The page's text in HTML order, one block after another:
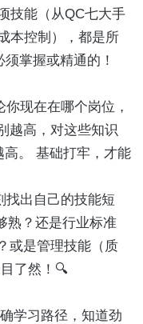
技能（从QC七大手
本控制），都是所
掌握或精通的！
现在在哪个岗位，
越高，对这些知识
。 基础打牢，才能
找出自己的技能短
熟？还是行业标准
或是管理技能（质
目了然！🔍
学习路径，知道劲